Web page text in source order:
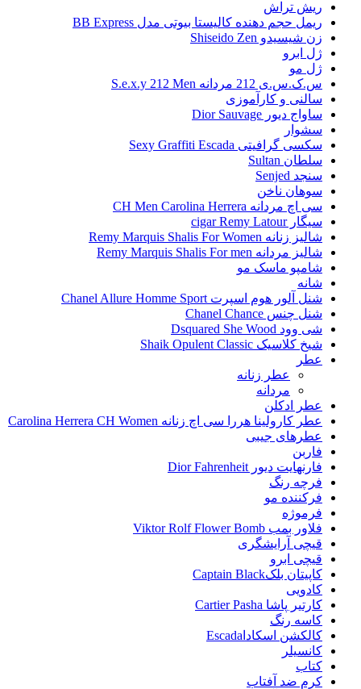
ریش تراش
ریمل حجم دهنده کالیستا بیوتی مدل BB Express
زن شیسیدو Shiseido Zen
ژل ابرو
ژل مو
س.ک.س.ی 212 مردانه S.e.x.y 212 Men
سالنی و کارآموزی
ساواج دیور Dior Sauvage
سشوار
سکسی گرافیتی Sexy Graffiti Escada
سلطان Sultan
سنجد Senjed
سوهان ناخن
سی اچ مردانه CH Men Carolina Herrera
سیگار cigar Remy Latour
شالیز زنانه Remy Marquis Shalis For Women
شالیز مردانه Remy Marquis Shalis For men
شامپو ماسک مو
شانه
شنل آلور هوم اسپرت Chanel Allure Homme Sport
شنل چنس Chanel Chance
شی وود Dsquared She Wood
شیخ کلاسیک Shaik Opulent Classic
عطر
عطر زنانه
مردانه
عطر ادکلن
عطر کارولینا هررا سی اچ زنانه Carolina Herrera CH Women
عطرهای جیبی
فاربن
فارنهایت دیور Dior Fahrenheit
فرچه رنگ
فرکننده مو
فرموژه
فلاور بمب Viktor Rolf Flower Bomb
قیچی آرایشگری
قیچی ابرو
کاپیتان بلکCaptain Black
کادویی
کارتیر پاشا Cartier Pasha
کاسه رنگ
کالکشن اسکاداEscada
کانسیلر
کتاب
کرم ضد آفتاب